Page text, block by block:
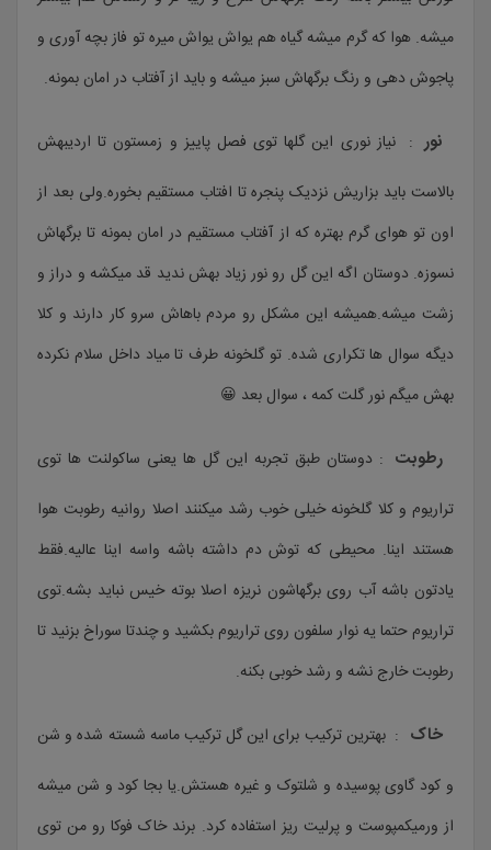
میشه. هوا که گرم میشه گیاه هم یواش یواش میره تو فاز بچه آوری و
پاجوش دهی و رنگ برگهاش سبز میشه و باید از آفتاب در امان بمونه.
نور : نیاز نوری این گلها توی فصل پاییز و زمستون تا اردیبهش
بالاست باید بزاریش نزدیک پنجره تا افتاب مستقیم بخوره.ولی بعد از
اون تو هوای گرم بهتره که از آفتاب مستقیم در امان بمونه تا برگهاش
نسوزه. دوستان اگه این گل رو نور زیاد بهش ندید قد میکشه و دراز و
زشت میشه.همیشه این مشکل رو مردم باهاش سرو کار دارند و کلا
دیگه سوال ها تکراری شده. تو گلخونه طرف تا میاد داخل سلام نکرده
بهش میگم نور گلت کمه ، سوال بعد 😀
رطوبت : دوستان طبق تجربه این گل ها یعنی ساکولنت ها توی
تراریوم و کلا گلخونه خیلی خوب رشد میکنند اصلا روانیه رطوبت هوا
هستند اینا. محیطی که توش دم داشته باشه واسه اینا عالیه.فقط
یادتون باشه آب روی برگهاشون نریزه اصلا بوته خیس نباید بشه.توی
تراریوم حتما یه نوار سلفون روی تراریوم بکشید و چندتا سوراخ بزنید تا
رطوبت خارج نشه و رشد خوبی بکنه.
خاک : بهترین ترکیب برای این گل ترکیب ماسه شسته شده و شن
و کود گاوی پوسیده و شلتوک و غیره هستش.یا بجا کود و شن میشه
از ورمیکمپوست و پرلیت ریز استفاده کرد. برند خاک فوکا رو من توی